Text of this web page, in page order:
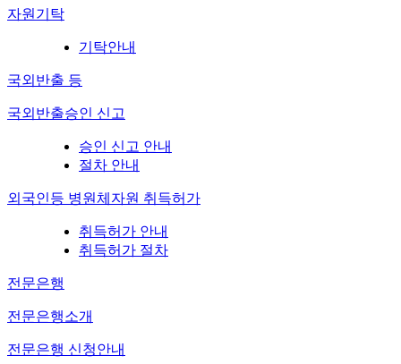
자원기탁
기탁안내
국외반출 등
국외반출승인 신고
승인 신고 안내
절차 안내
외국인등 병원체자원 취득허가
취득허가 안내
취득허가 절차
전문은행
전문은행소개
전문은행 신청안내